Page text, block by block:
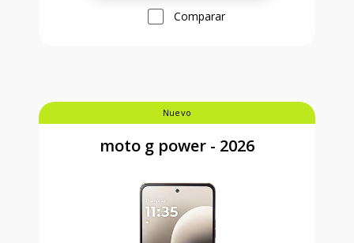
Comparar
Nuevo
moto g power - 2026